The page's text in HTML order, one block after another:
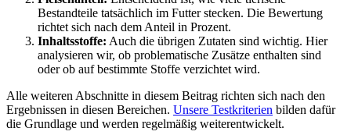
Bestandteile tatsächlich im Futter stecken. Die Bewertung
richtet sich nach dem Anteil in Prozent.
Inhaltsstoffe: Auch die übrigen Zutaten sind wichtig. Hier
analysieren wir, ob problematische Zusätze enthalten sind
oder ob auf bestimmte Stoffe verzichtet wird.
Alle weiteren Abschnitte in diesem Beitrag richten sich nach den
Ergebnissen in diesen Bereichen. Unsere Testkriterien bilden dafür
die Grundlage und werden regelmäßig weiterentwickelt.